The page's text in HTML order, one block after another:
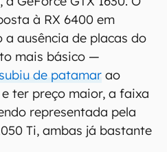
à RX 6400 em
a ausência de placas do
mais básico —
de patamar ao
ter preço maior, a faixa
representada pela
Ti, ambas já bastante